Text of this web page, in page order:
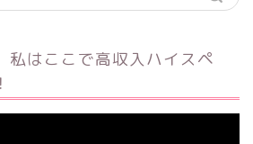
私はここで高収入ハイスペ